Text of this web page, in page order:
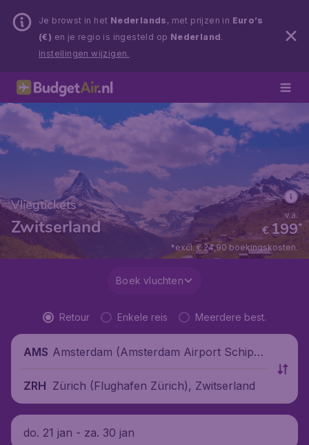
Je browst in het Nederlands , met prijzen in Euro’s
(€) en je regio is ingesteld op Nederland.
Instellingen wijzigen.
Vliegtickets
Zwitserland € 199*
v.a.
*excl. € 24,90 boekingskosten.
Boek vluchten
Retour Enkele reis Meerdere best.
AMS Amsterdam (Amsterdam Airport Schipho
ZRH Zürich (Flughafen Zürich), Zwitserland
do. 21 jan - za. 30 jan